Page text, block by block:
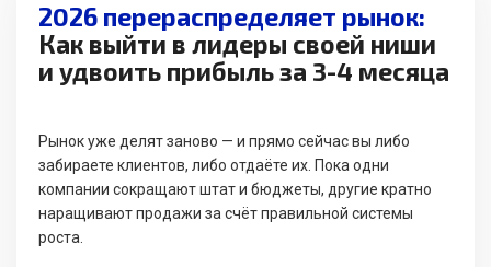
2026 перераспределяет рынок:
Как выйти в лидеры своей ниши
и удвоить прибыль за 3-4 месяца
Рынок уже делят заново — и прямо сейчас вы либо
забираете клиентов, либо отдаёте их. Пока одни
компании сокращают штат и бюджеты, другие кратно
наращивают продажи за счёт правильной системы
роста.